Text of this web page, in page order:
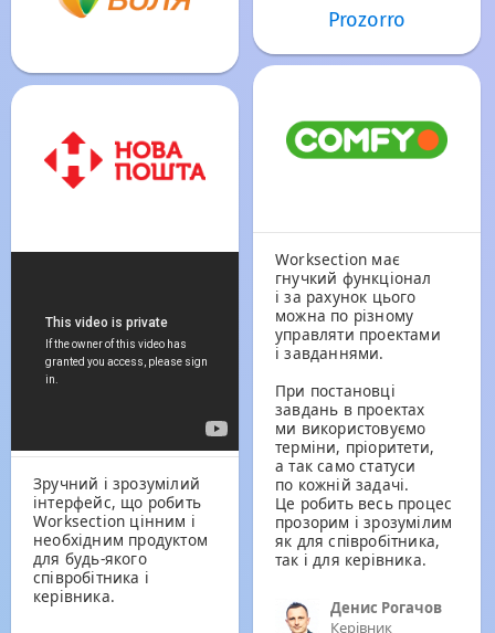
им разрешено.
у каждого IT проекта,
Хотелось бы видеть
более проработанную
диаграмму Ганта,
и команда всегда
охотно коммуницирует
с пользователями.
В частности,
специально для
Prozorro недавно была
выполнена интеграция
с месенджером,
используемым для
нашей команды.
Однозначно
рекомендую
использовать
Worksection для малых
и средних проектов —
функционала системы
хватает с головой. Для
больших проектов
на данный момент
ограничения, однако,
учитывая скорость
Prozorro
Worksection має
гнучкий функціонал
і за рахунок цього
можна по різному
управляти проектами
і завданнями.
При постановці
завдань в проектах
ми використовуємо
терміни, пріоритети,
а так само статуси
по кожній задачі.
Це робить весь процес
прозорим і зрозумілим
як для співробітника,
так і для керівника.
Денис Рогачов
Керівник
Зручний і зрозумілий
інтерфейс, що робить
Worksection цінним і
необхідним продуктом
для будь-якого
співробітника і
керівника.